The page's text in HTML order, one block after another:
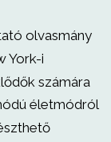
olvasmány
York-i
számára
életmódról